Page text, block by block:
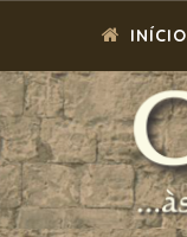
INÍCIO